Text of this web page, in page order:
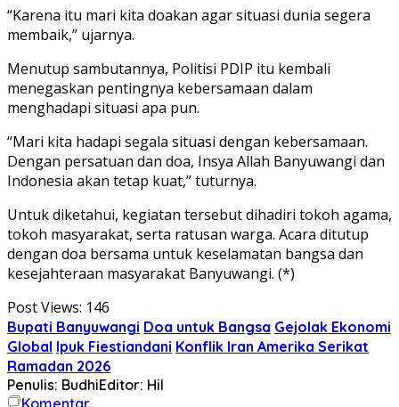
“Karena itu mari kita doakan agar situasi dunia segera
membaik,” ujarnya.
Menutup sambutannya, Politisi PDIP itu kembali
menegaskan pentingnya kebersamaan dalam
menghadapi situasi apa pun.
“Mari kita hadapi segala situasi dengan kebersamaan.
Dengan persatuan dan doa, Insya Allah Banyuwangi dan
Indonesia akan tetap kuat,” tuturnya.
Untuk diketahui, kegiatan tersebut dihadiri tokoh agama,
tokoh masyarakat, serta ratusan warga. Acara ditutup
dengan doa bersama untuk keselamatan bangsa dan
kesejahteraan masyarakat Banyuwangi. (*)
Post Views: 146
Bupati Banyuwangi Doa untuk Bangsa Gejolak Ekonomi
Global Ipuk Fiestiandani Konflik Iran Amerika Serikat
Ramadan 2026
Penulis: BudhiEditor: Hil
Komentar